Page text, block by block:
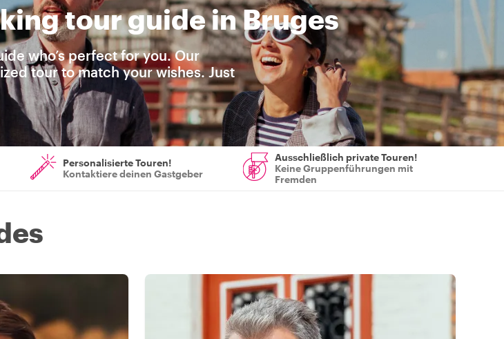
tour guide in Bruges
who’s perfect for you. Our
tour to match your wishes. Just
Personalisierte Touren!
Kontaktiere deinen Gastgeber
Ausschließlich private Touren!
Keine Gruppenführungen mit
Fremden